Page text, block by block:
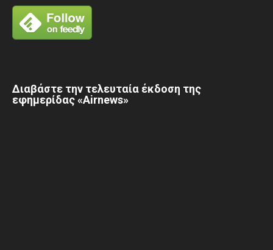
Διαβάστε την τελευταία έκδοση της
εφημερίδας «Airnews»